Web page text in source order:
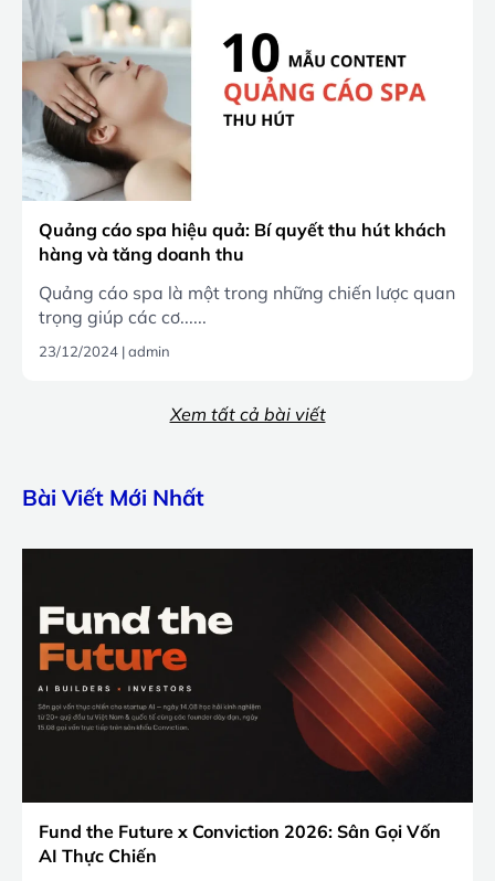
Quảng cáo spa hiệu quả: Bí quyết thu hút khách
hàng và tăng doanh thu
Quảng cáo spa là một trong những chiến lược quan
trọng giúp các cơ......
23/12/2024 |admin
Xem tất cả bài viết
Bài Viết Mới Nhất
Fund the Future x Conviction 2026: Sân Gọi Vốn
AI Thực Chiến